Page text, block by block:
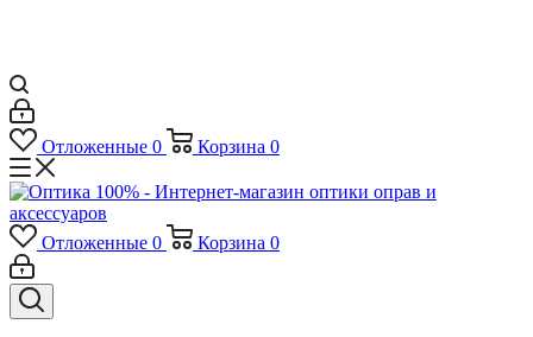
Отложенные 0 Корзина 0
Отложенные 0 Корзина 0